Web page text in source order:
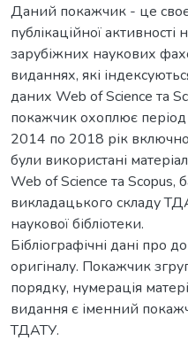
Даний покажчик - це
публікаційної
зарубіжних наукових
виданнях, які
даних Web of Science та
покажчик охоплює період
2014 по 2018 рік
були використані
Web of Science та Scopus,
викладацького складу
наукової бібліотеки.
Бібліографічні дані про
оригіналу. Покажчик
порядку, нумерація
видання є іменний
ТДАТУ.